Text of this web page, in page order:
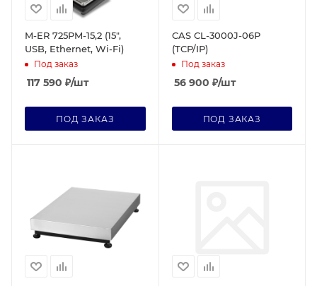
M-ER 725PM-15,2 (15",
USB, Ethernet, Wi-Fi)
Под заказ
117 590 ₽/шт
ПОД ЗАКАЗ
CAS CL-3000J-06P
(TCP/IP)
Под заказ
56 900 ₽/шт
ПОД ЗАКАЗ